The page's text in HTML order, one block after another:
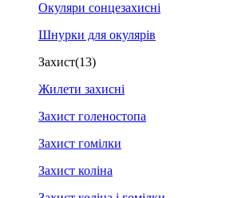
Окуляри сонцезахисні
Шнурки для окулярів
Захист(13)
Жилети захисні
Захист голеностопа
Захист гомілки
Захист коліна